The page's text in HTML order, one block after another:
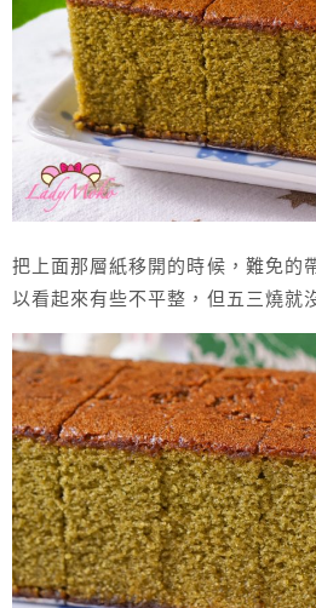
把上面那層紙移開的時候，難免的
以看起來有些不平整，但五三燒就